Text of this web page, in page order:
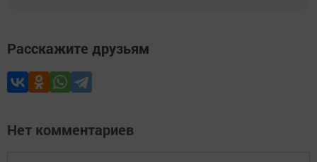
Расскажите друзьям
Нет комментариев